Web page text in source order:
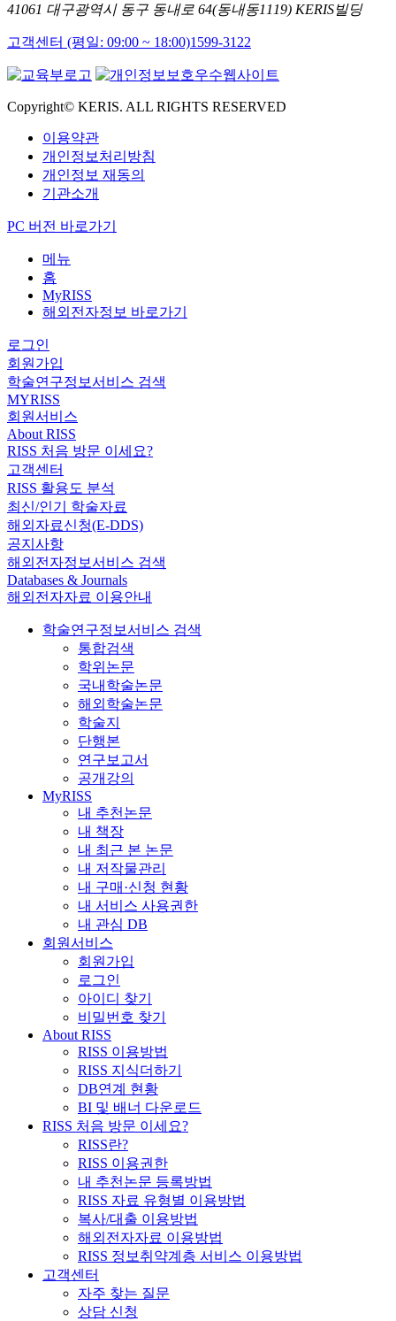
41061 대구광역시 동구 동내로 64(동내동1119) KERIS빌딩
고객센터 (평일: 09:00 ~ 18:00)1599-3122
Copyright© KERIS. ALL RIGHTS RESERVED
이용약관
개인정보처리방침
개인정보 재동의
기관소개
PC 버전 바로가기
메뉴
홈
MyRISS
해외전자정보 바로가기
로그인
회원가입
학술연구정보서비스 검색
MYRISS
회원서비스
About RISS
RISS 처음 방문 이세요?
고객센터
RISS 활용도 분석
최신/인기 학술자료
해외자료신청(E-DDS)
공지사항
해외전자정보서비스 검색
Databases & Journals
해외전자자료 이용안내
학술연구정보서비스 검색
통합검색
학위논문
국내학술논문
해외학술논문
학술지
단행본
연구보고서
공개강의
MyRISS
내 추천논문
내 책장
내 최근 본 논문
내 저작물관리
내 구매·신청 현황
내 서비스 사용권한
내 관심 DB
회원서비스
회원가입
로그인
아이디 찾기
비밀번호 찾기
About RISS
RISS 이용방법
RISS 지식더하기
DB연계 현황
BI 및 배너 다운로드
RISS 처음 방문 이세요?
RISS란?
RISS 이용권한
내 추천논문 등록방법
RISS 자료 유형별 이용방법
복사/대출 이용방법
해외전자자료 이용방법
RISS 정보취약계층 서비스 이용방법
고객센터
자주 찾는 질문
상담 신청